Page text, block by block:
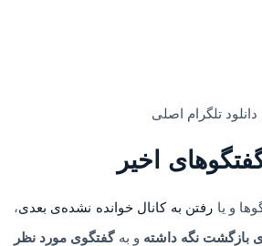
دانلود تلگرام اصلی
اخیر
و یا رفتن به کانال خوانده نشده‌ی بعدی،
بازگشت نگه داشته و بهگفتگوی مورد نظر